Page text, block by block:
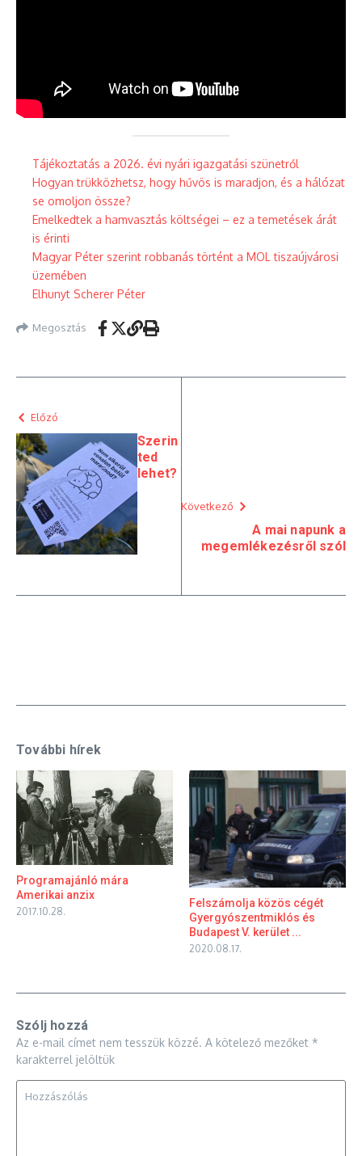
Tájékoztatás a 2026. évi nyári igazgatási szünetről
Hogyan trükközhetsz, hogy hűvös is maradjon, és a hálózat
se omoljon össze?
Emelkedtek a hamvasztás költségei – ez a temetések árát
is érinti
Magyar Péter szerint robbanás történt a MOL tiszaújvárosi
üzemében
Elhunyt Scherer Péter
Megosztás
Előzó
Szerin
ted
lehet?
Következő
A mai napunk a
megemlékezésről szól
További hírek
Programajánló mára
Amerikai anzix
2017.10.28.
Felszámolja közös cégét
Gyergyószentmiklós és
Budapest V. kerület ...
2020.08.17.
Szólj hozzá
Az e-mail címet nem tesszük közzé. A kötelező mezőket *
karakterrel jelöltük